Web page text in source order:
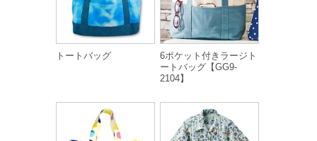
トートバッグ
6ポケット付きラージト
ートバッグ【GG9-
2104】